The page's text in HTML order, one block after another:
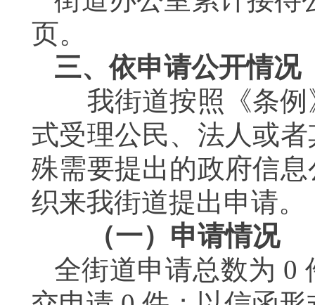
页。
三、依申请公开情况
我街道按照《条例
式受理公民、法人或
殊需要提出的政府信
织来我街道提出申请。
（一）申请情况
全街道申请总数为 0